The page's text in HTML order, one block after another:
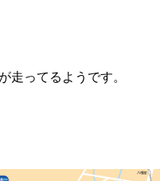
走ってるようです。